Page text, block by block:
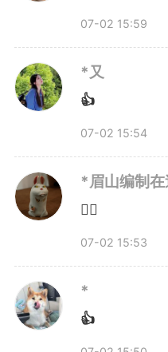
队和行业。”他
列为“十五五”
以更高标准要求
回报党和国家
希望把自己的
人：“不管是从
家，还是把科
工程化、产品
挑战。希望能有
07-02 15:59
*又
👍
07-02 15:54
*眉山编制
👍🏻
07-02 15:53
*
👍